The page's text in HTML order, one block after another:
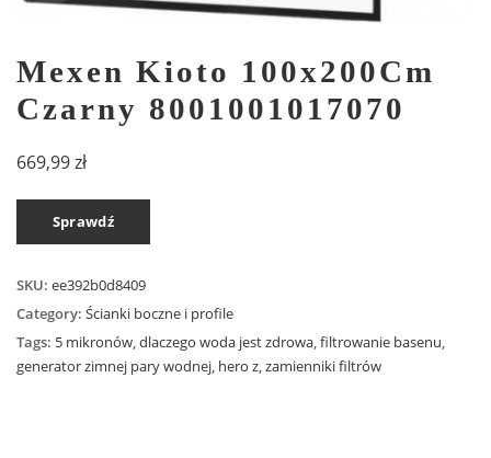
Mexen Kioto 100x200Cm
Czarny 8001001017070
669,99zł
Sprawdź
SKU: ee392b0d8409
Category: Ścianki boczne i profile
Tags: 5 mikronów,dlaczego woda jest zdrowa,filtrowanie basenu,
generator zimnej pary wodnej, hero z,zamienniki filtrów